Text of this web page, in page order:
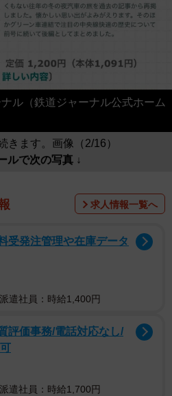
ル（鉄道ジャーナル公式ホーム
きます。画像（2/16）
ルで次の写真 ↓
求人情報一覧へ
受発注管理や在庫データ
派遣社員：時給1,400円
評価事務/電話対応なし/
派遣社員：時給1,700円